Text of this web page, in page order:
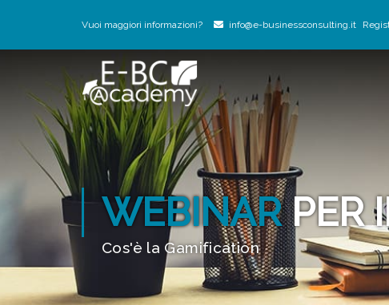
Vuoi maggiori informazioni? info@e-businessconsulting.it
WEBINARPER
Cos'è la Gamification